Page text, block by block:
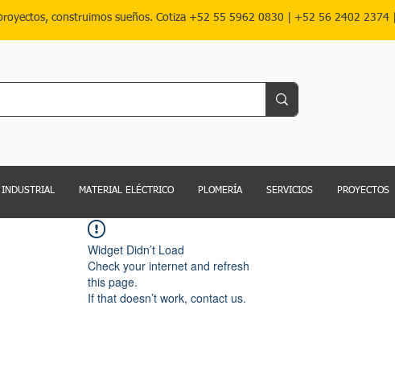
construimos sueños. Cotiza +52 55 5962 0830 +52 56 2402 2374 |
MATERIAL ELÉCTRICO PLOMERÍA SERVICIOS PROYECTOS
Widget Didn’t Load
Check your internet and refresh
this page.
If that doesn’t work, contact us.